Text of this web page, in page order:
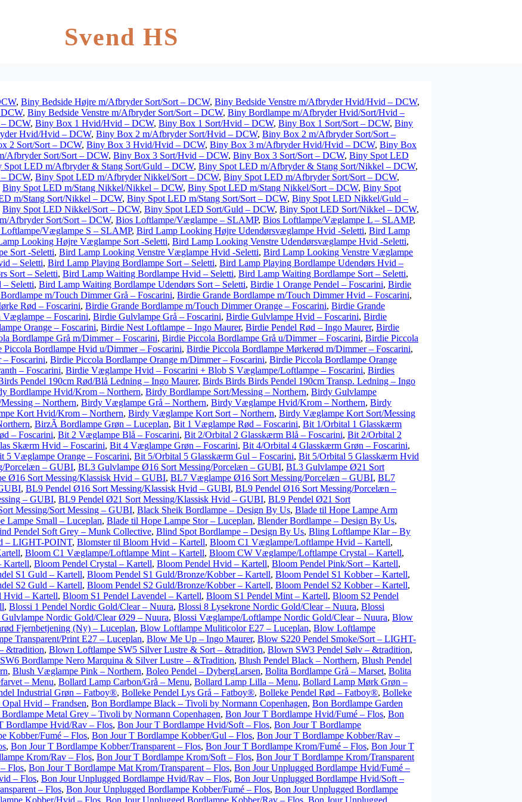
Svend HS
, Biny Bedside Højre m/Afbryder Sort/Sort – DCW, Biny Bedside Venstre m/Afbryder Hvid/Hvid – DCW,
, Biny Bedside Venstre m/Afbryder Sort/Sort – DCW, Biny Bordlampe m/Afbryder Hvid/Sort/Hvid –
DCW, Biny Box 1 Hvid/Hvid – DCW, Biny Box 1 Sort/Hvid – DCW, Biny Box 1 Sort/Sort – DCW, Biny
Hvid/Hvid – DCW, Biny Box 2 m/Afbryder Sort/Hvid – DCW, Biny Box 2 m/Afbryder Sort/Sort –
2 Sort/Sort – DCW, Biny Box 3 Hvid/Hvid – DCW, Biny Box 3 m/Afbryder Hvid/Hvid – DCW, Biny Box
Afbryder Sort/Sort – DCW, Biny Box 3 Sort/Hvid – DCW, Biny Box 3 Sort/Sort – DCW, Biny Spot LED
Spot LED m/Afbryder & Stang Sort/Guld – DCW, Biny Spot LED m/Afbryder & Stang Sort/Nikkel – DCW,
DCW, Biny Spot LED m/Afbryder Nikkel/Sort – DCW, Biny Spot LED m/Afbryder Sort/Sort – DCW,
Biny Spot LED m/Stang Nikkel/Nikkel – DCW, Biny Spot LED m/Stang Nikkel/Sort – DCW, Biny Spot
m/Stang Sort/Nikkel – DCW, Biny Spot LED m/Stang Sort/Sort – DCW, Biny Spot LED Nikkel/Guld –
Biny Spot LED Nikkel/Sort – DCW, Biny Spot LED Sort/Guld – DCW, Biny Spot LED Sort/Nikkel – DCW,
Afbryder Sort/Sort – DCW, Bios Loftlampe/Væglampe – SLAMP, Bios Loftlampe/Væglampe L – SLAMP,
Væglampe S – SLAMP, Bird Lamp Looking Højre Udendørsvæglampe Hvid -Seletti, Bird Lamp
Looking Højre Væglampe Sort -Seletti, Bird Lamp Looking Venstre Udendørsvæglampe Hvid -Seletti,
Sort -Seletti, Bird Lamp Looking Venstre Væglampe Hvid -Seletti, Bird Lamp Looking Venstre Væglampe
– Seletti, Bird Lamp Playing Bordlampe Sort – Seletti, Bird Lamp Playing Bordlampe Udendørs Hvid –
Sort – Seletti, Bird Lamp Waiting Bordlampe Hvid – Seletti, Bird Lamp Waiting Bordlampe Sort – Seletti,
Seletti, Bird Lamp Waiting Bordlampe Udendørs Sort – Seletti, Birdie 1 Orange Pendel – Foscarini, Birdie
m/Touch Dimmer Grå – Foscarini, Birdie Grande Bordlampe m/Touch Dimmer Hvid – Foscarini,
Rød – Foscarini, Birdie Grande Bordlampe m/Touch Dimmer Orange – Foscarini, Birdie Grande
Væglampe – Foscarini, Birdie Gulvlampe Grå – Foscarini, Birdie Gulvlampe Hvid – Foscarini, Birdie
Orange – Foscarini, Birdie Nest Loftlampe – Ingo Maurer, Birdie Pendel Rød – Ingo Maurer, Birdie
Bordlampe Grå m/Dimmer – Foscarini, Birdie Piccola Bordlampe Grå u/Dimmer – Foscarini, Birdie Piccola
Piccola Bordlampe Hvid u/Dimmer – Foscarini, Birdie Piccola Bordlampe Mørkerød m/Dimmer – Foscarini,
Foscarini, Birdie Piccola Bordlampe Orange m/Dimmer – Foscarini, Birdie Piccola Bordlampe Orange
– Foscarini, Birdie Væglampe Hvid – Foscarini + Blob S Væglampe/Loftlampe – Foscarini, Birdies
Pendel 190cm Rød/Blå Ledning – Ingo Maurer, Birds Birds Birds Pendel 190cm Transp. Ledning – Ingo
Bordlampe Hvid/Krom – Northern, Birdy Bordlampe Sort/Messing – Northern, Birdy Gulvlampe
– Northern, Birdy Væglampe Grå – Northern, Birdy Væglampe Hvid/Krom – Northern, Birdy
Kort Hvid/Krom – Northern, Birdy Væglampe Kort Sort – Northern, Birdy Væglampe Kort Sort/Messing
, BirzÃ­ Bordlampe Grøn – Luceplan, Bit 1 Væglampe Rød – Foscarini, Bit 1/Orbital 1 Glasskærm
– Foscarini, Bit 2 Væglampe Blå – Foscarini, Bit 2/Orbital 2 Glasskærm Blå – Foscarini, Bit 2/Orbital 2
Skærm Hvid – Foscarini, Bit 4 Væglampe Grøn – Foscarini, Bit 4/Orbital 4 Glasskærm Grøn – Foscarini,
5 Væglampe Orange – Foscarini, Bit 5/Orbital 5 Glasskærm Gul – Foscarini, Bit 5/Orbital 5 Glasskærm Hvid
Porcelæn – GUBI, BL3 Gulvlampe Ø16 Sort Messing/Porcelæn – GUBI, BL3 Gulvlampe Ø21 Sort
Ø16 Sort Messing/Klassisk Hvid – GUBI, BL7 Væglampe Ø16 Sort Messing/Porcelæn – GUBI, BL7
, BL9 Pendel Ø16 Sort Messing/Klassisk Hvid – GUBI, BL9 Pendel Ø16 Sort Messing/Porcelæn –
– GUBI, BL9 Pendel Ø21 Sort Messing/Klassisk Hvid – GUBI, BL9 Pendel Ø21 Sort
Messing/Sort Messing – GUBI, Black Sheik Bordlampe – Design By Us, Blade til Hope Lampe Arm
Lampe Small – Luceplan, Blade til Hope Lampe Stor – Luceplan, Blender Bordlampe – Design By Us,
Pendel Soft Grey – Munk Collective, Blind Spot Bordlampe – Design By Us, Bling Loftlampe Klar – By
– LIGHT-POINT, Blomster til Bloom Hvid – Kartell, Bloom C1 Væglampe/Loftlampe Hvid – Kartell,
, Bloom C1 Væglampe/Loftlampe Mint – Kartell, Bloom CW Væglampe/Loftlampe Crystal – Kartell,
Kartell, Bloom Pendel Crystal – Kartell, Bloom Pendel Hvid – Kartell, Bloom Pendel Pink/Sort – Kartell,
S1 Guld – Kartell, Bloom Pendel S1 Guld/Bronze/Kobber – Kartell, Bloom Pendel S1 Kobber – Kartell,
S2 Guld – Kartell, Bloom Pendel S2 Guld/Bronze/Kobber – Kartell, Bloom Pendel S2 Kobber – Kartell,
Hvid – Kartell, Bloom S1 Pendel Lavendel – Kartell, Bloom S1 Pendel Mint – Kartell, Bloom S2 Pendel
, Blossi 1 Pendel Nordic Gold/Clear – Nuura, Blossi 8 Lysekrone Nordic Gold/Clear – Nuura, Blossi
Gulvlampe Nordic Gold/Clear Ø29 – Nuura, Blossi Væglampe/Loftlampe Nordic Gold/Clear – Nuura, Blow
Fjernbetjening (Ny) – Luceplan, Blow Loftlampe Muliticolor E27 – Luceplan, Blow Loftlampe
Transparent/Print E27 – Luceplan, Blow Me Up – Ingo Maurer, Blow S220 Pendel Smoke/Sort – LIGHT-
&tradition, Blown Loftlampe SW5 Silver Lustre & Sort – &tradition, Blown SW3 Pendel Sølv – &tradition,
Bordlampe Nero Marquina & Silver Lustre – &Tradition, Blush Pendel Black – Northern, Blush Pendel
, Blush Væglampe Pink – Northern, Boleo Pendel – DybergLarsen, Bolita Bordlampe Grå – Marset, Bolita
– Menu, Bollard Lamp Carbon/Grå – Menu, Bollard Lamp Lilla – Menu, Bollard Lamp Mørk Grøn –
Industrial Grøn – Fatboy®, Bolleke Pendel Lys Grå – Fatboy®, Bolleke Pendel Rød – Fatboy®, Bolleke
Hvid – Frandsen, Bon Bordlampe Black – Tivoli by Normann Copenhagen, Bon Bordlampe Garden
Metal Grey – Tivoli by Normann Copenhagen, Bon Jour T Bordlampe Hvid/Fumé – Flos, Bon
Bordlampe Hvid/Rav – Flos, Bon Jour T Bordlampe Hvid/Soft – Flos, Bon Jour T Bordlampe
Kobber/Fumé – Flos, Bon Jour T Bordlampe Kobber/Gul – Flos, Bon Jour T Bordlampe Kobber/Rav –
, Bon Jour T Bordlampe Kobber/Transparent – Flos, Bon Jour T Bordlampe Krom/Fumé – Flos, Bon Jour T
Krom/Rav – Flos, Bon Jour T Bordlampe Krom/Soft – Flos, Bon Jour T Bordlampe Krom/Transparent
Flos, Bon Jour T Bordlampe Mat Krom/Transparent – Flos, Bon Jour Unplugged Bordlampe Hvid/Fumé –
– Flos, Bon Jour Unplugged Bordlampe Hvid/Rav – Flos, Bon Jour Unplugged Bordlampe Hvid/Soft –
– Flos, Bon Jour Unplugged Bordlampe Kobber/Fumé – Flos, Bon Jour Unplugged Bordlampe
Kobber/Hvid – Flos Bon Jour Unplugged Bordlampe Kobber/Rav – Flos Bon Jour Unplugged